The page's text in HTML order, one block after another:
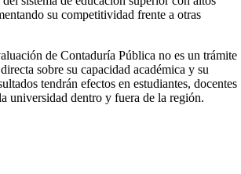
su competitividad frente a otras
de Contaduría Pública no es un trámite
sobre su capacidad académica y su
tendrán efectos en estudiantes, docentes
universidad dentro y fuera de la región.